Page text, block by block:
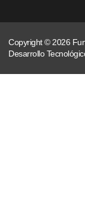
Copyright © 2026
Desarrollo